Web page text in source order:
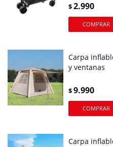
$2.990
Carpa
y ventanas
$9.990
Carpa